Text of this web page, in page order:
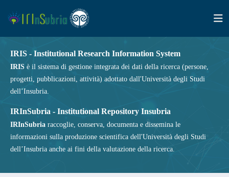
IRIS - Institutional Research Information System
IRIS è il sistema di gestione integrata dei dati della ricerca (persone,
progetti, pubblicazioni, attività) adottato dall'Università degli Studi
dell’Insubria.
IRInSubria - Institutional Repository Insubria
IRInSubria raccoglie, conserva, documenta e dissemina le
informazioni sulla produzione scientifica dell'Università degli Studi
dell’Insubria anche ai fini della valutazione della ricerca.